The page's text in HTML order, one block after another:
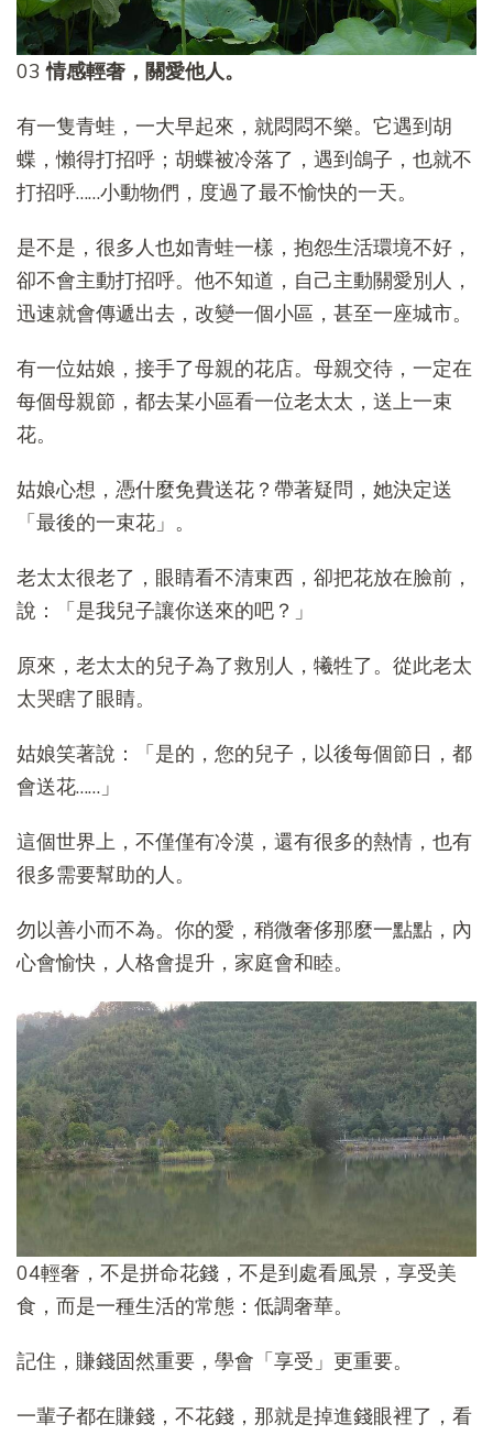
03情感輕奢，關愛他人。
有一隻青蛙，一大早起來，就悶悶不樂。它遇到胡
蝶，懶得打招呼；胡蝶被冷落了，遇到鴿子，也就不
打招呼……小動物們，度過了最不愉快的一天。
是不是，很多人也如青蛙一樣，抱怨生活環境不好，
卻不會主動打招呼。他不知道，自己主動關愛別人，
迅速就會傳遞出去，改變一個小區，甚至一座城市。
有一位姑娘，接手了母親的花店。母親交待，一定在
每個母親節，都去某小區看一位老太太，送上一束
花。
姑娘心想，憑什麼免費送花？帶著疑問，她決定送
「最後的一束花」。
老太太很老了，眼睛看不清東西，卻把花放在臉前，
說：「是我兒子讓你送來的吧？」
原來，老太太的兒子為了救別人，犧牲了。從此老太
太哭瞎了眼睛。
姑娘笑著說：「是的，您的兒子，以後每個節日，都
會送花……」
這個世界上，不僅僅有冷漠，還有很多的熱情，也有
很多需要幫助的人。
勿以善小而不為。你的愛，稍微奢侈那麼一點點，內
心會愉快，人格會提升，家庭會和睦。
04輕奢，不是拼命花錢，不是到處看風景，享受美
食，而是一種生活的常態：低調奢華。
記住，賺錢固然重要，學會「享受」更重要。
一輩子都在賺錢，不花錢，那就是掉進錢眼裡了，看